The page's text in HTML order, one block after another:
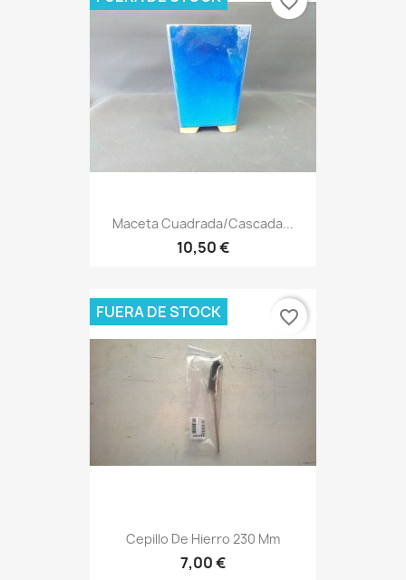
Maceta Cuadrada/cascada...
10,50 €
Cepillo De Hierro 230 Mm
7,00 €
FUERA DE STOCK favorite_border